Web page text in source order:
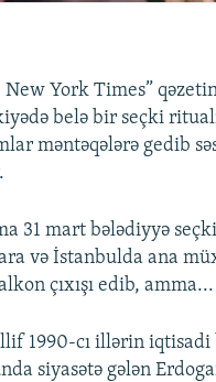
New York Times”
belə bir seçki
məntəqələrə gedib
31 mart bələdiyyə
və İstanbulda ana
çıxışı edib, amma...
1990-cı illərin
siyasətə gələn